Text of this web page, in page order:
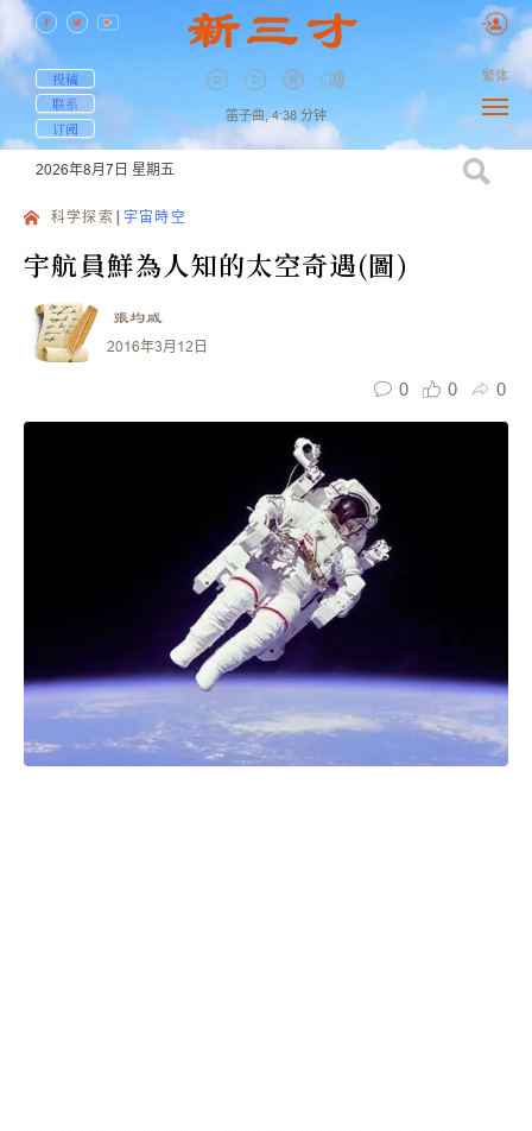
投稿
联系
订阅
笛子曲, 4:38 分钟
繁体
2026年8月7日 星期五
科学探索 宇宙時空
宇航員鮮為人知的太空奇遇(圖)
張均威
2016年3月12日
0 0 0